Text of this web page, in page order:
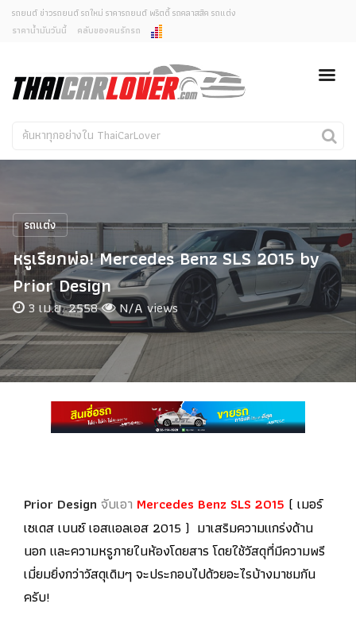
ยกเลิกการแจ้งเตือน
คุณต้องการยกเลิกการแจ้งเตือนข่าวสารเมื่อมีการอัพเดต
ใช่หรือไม่?
ไม่
รถยนต์ ข่าวรถยนต์ รถใหม่ ราคารถยนต์ พริตตี้ รถคลาสสิค รถแต่ง
ราคาน้ำมันวันนี้
คลับของคนรักรถ
รถใหม่
คนรักรถ
รถแต่ง
Car In The Movie
สเปคราคา รถยนต์
รถแต่ง
หรูเรียกพ่อ! Mercedes Benz SLS 2015 by
Prior Design
3 เม.ย. 2558 N/A views
Prior Design จับเอา Mercedes Benz SLS 2015 ( เมอร์
เซเดส เบนซ์ เอสแอลเอส 2015 ) มาเสริมความแกร่งด้าน
นอก และความหรูภายในห้องโดยสาร โดยใช้วัสดุที่มีความพรี
เมี่ยมยิ่งกว่าวัสดุเดิมๆ จะประกอบไปด้วยอะไรบ้างมาชมกัน
ครับ!